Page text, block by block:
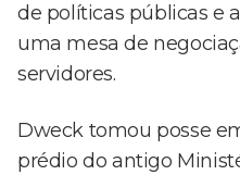
de políticas públicas e
uma mesa de
servidores.
Dweck tomou posse
prédio do antigo